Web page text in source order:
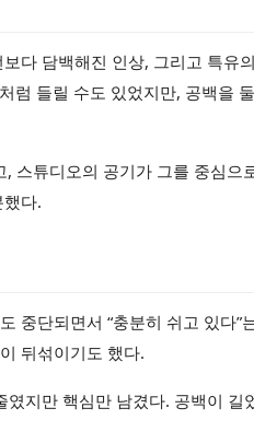
다 담백해진 인상, 그리고 특유
럼 들릴 수도 있었지만, 공백을
스튜디오의 공기가 그를 중심으
다.
중단되면서 “충분히 쉬고 있다”
뒤섞이기도 했다.
지만 핵심만 남겼다. 공백이 길